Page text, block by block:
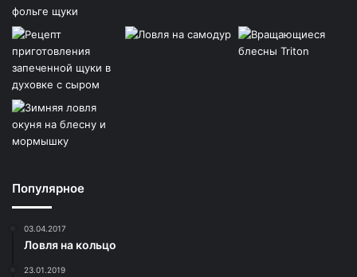
Популярное
03.04.2017
Ловля на кольцо
23.01.2019